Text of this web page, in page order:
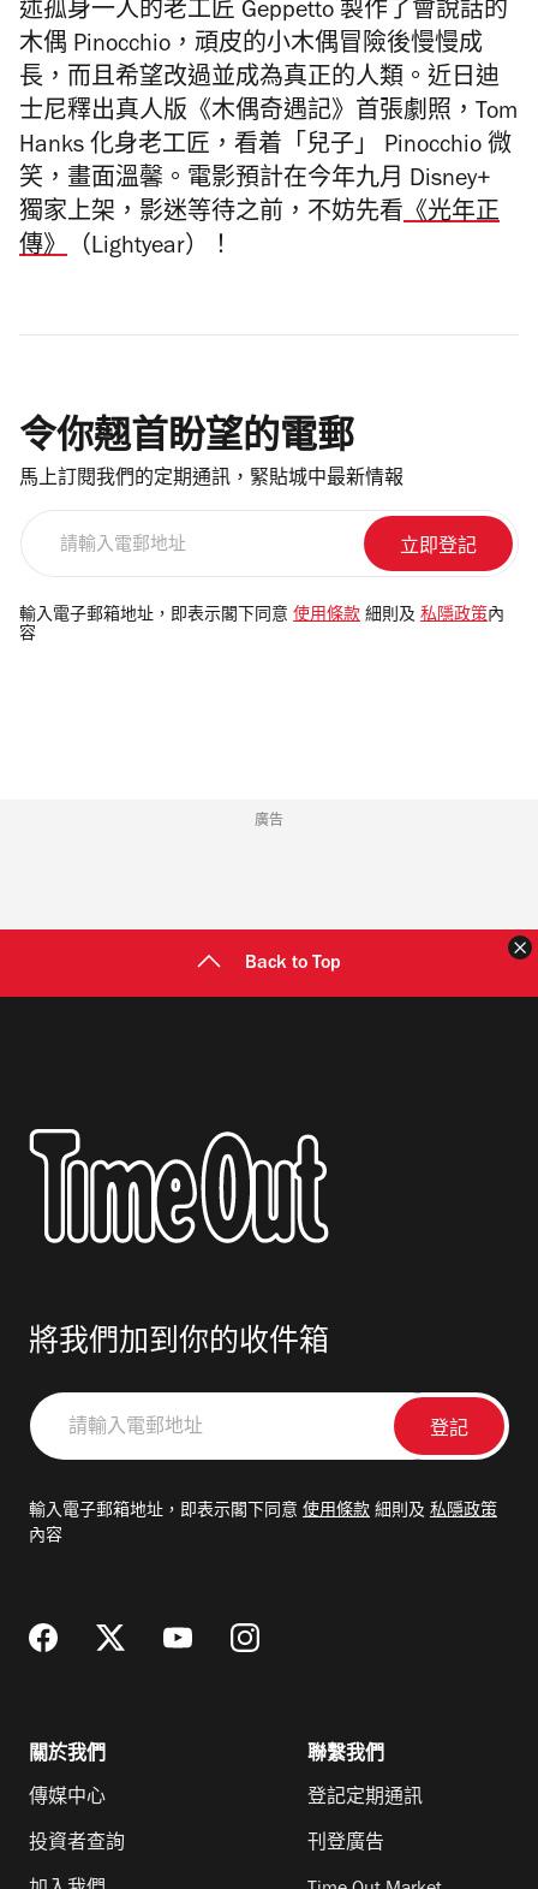
述孤身一人的老工匠 Geppetto 製作了會說話的
木偶 Pinocchio，頑皮的小木偶冒險後慢慢成
長，而且希望改過並成為真正的人類。 近日迪
士尼釋出真人版《木偶奇遇記》首張劇照，Tom
Hanks 化身老工匠，看着「兒子」 Pinocchio 微
笑，畫面溫馨。電影預計在今年九月 Disney+
獨家上架，影迷等待之前，不妨先看《光年正
傳》 （Lightyear）！
令你翹首盼望的電郵
馬上訂閱我們的定期通訊，緊貼城中最新情報
電
郵
輸入電子郵箱地址，即表示閣下同意 使用條款 細則及 私隱政策 內
容
廣告
Back to Top
將我們加到你的收件箱
請
輸
郵
輸入電子郵箱地址，即表示閣下同意 使用條款 細則及 私隱政策
內容
關於我們
傳媒中心
投資者查詢
聯繫我們
登記定期通訊
刊登廣告